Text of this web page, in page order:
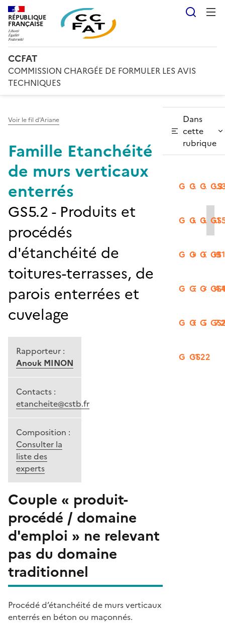
RÉPUBLIQUE
FRANÇAISE
CCFAT
COMMISSION CHARGÉE DE FORMULER LES AVIS
TECHNIQUES
Voir le fil d'Ariane
Famille Etanchéité
de murs verticaux
enterrés
GS5.2 - Produits et
procédés
d'étanchéité de
toitures-terrasses, de
parois enterrées et
cuvelage
Rapporteur :
Anouk MINON
Contacts :
etancheite@cstb.fr
Composition :
Consulter la
liste des
experts
Couple « produit-
procédé / domaine
d'emploi » ne relevant
pas du domaine
traditionnel
Procédé d’étanchéité de murs verticaux
enterrés en béton ou maçonnés.
Dans
cette
rubrique
GS2.1GS2.2GS2.3
GS3.2GS3.3
GS5.1
GS06GS07GS09
GS13GS14.2
GS16GS17.1GS17.2
GS21GS22